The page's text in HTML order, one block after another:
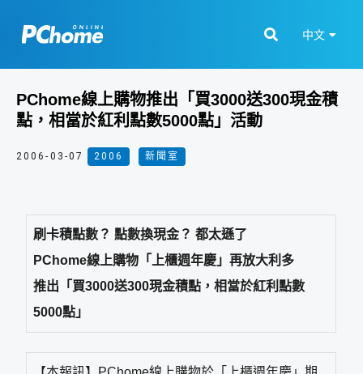
中文
PChome線上購物推出「買3000送300現金積
點，相當於紅利點數5000點」活動
2006-03-07 2006 新聞室
刷卡積點數？ 點數換現金？ 都太遜了
PChome線上購物「上櫃週年慶」再放大利多
推出「買3000送300現金積點，相當於紅利點數
5000點」